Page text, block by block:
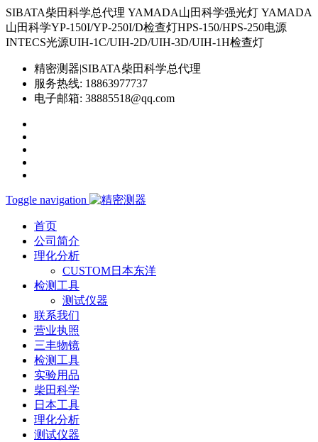
SIBATA柴田科学总代理 YAMADA山田科学强光灯 YAMADA
山田科学YP-150I/YP-250I/D检查灯HPS-150/HPS-250电源
INTECS光源UIH-1C/UIH-2D/UIH-3D/UIH-1H检查灯
精密测器|SIBATA柴田科学总代理
服务热线: 18863977737
电子邮箱: 38885518@qq.com
Toggle navigation
首页
公司简介
理化分析
CUSTOM日本东洋
检测工具
测试仪器
联系我们
营业执照
三丰物镜
检测工具
实验用品
柴田科学
日本工具
理化分析
测试仪器